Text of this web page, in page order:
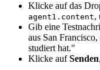
Klicke auf das
agent1.content,
Gib eine
aus San
studiert hat."
Klicke aufSenden